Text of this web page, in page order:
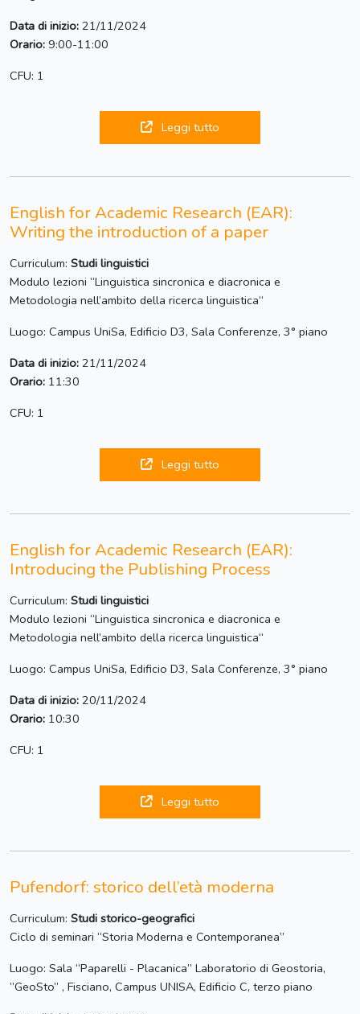
Data di inizio: 21/11/2024
Orario: 9:00-11:00
CFU: 1
Leggi tutto
English for Academic Research (EAR):
Writing the introduction of a paper
Curriculum: Studi linguistici
Modulo lezioni “Linguistica sincronica e diacronica e
Metodologia nell’ambito della ricerca linguistica“
Luogo: Campus UniSa, Edificio D3, Sala Conferenze, 3° piano
Data di inizio: 21/11/2024
Orario: 11:30
CFU: 1
Leggi tutto
English for Academic Research (EAR):
Introducing the Publishing Process
Curriculum: Studi linguistici
Modulo lezioni “Linguistica sincronica e diacronica e
Metodologia nell’ambito della ricerca linguistica“
Luogo: Campus UniSa, Edificio D3, Sala Conferenze, 3° piano
Data di inizio: 20/11/2024
Orario: 10:30
CFU: 1
Leggi tutto
Pufendorf: storico dell’età moderna
Curriculum: Studi storico-geografici
Ciclo di seminari “Storia Moderna e Contemporanea”
Luogo: Sala “Paparelli - Placanica” Laboratorio di Geostoria,
”GeoSto” , Fisciano, Campus UNISA, Edificio C, terzo piano